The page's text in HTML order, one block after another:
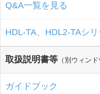
Q&A一覧を見る
HDL-TA、HDL2-TAシ
取扱説明書等 （別ウィン
ガイドブック